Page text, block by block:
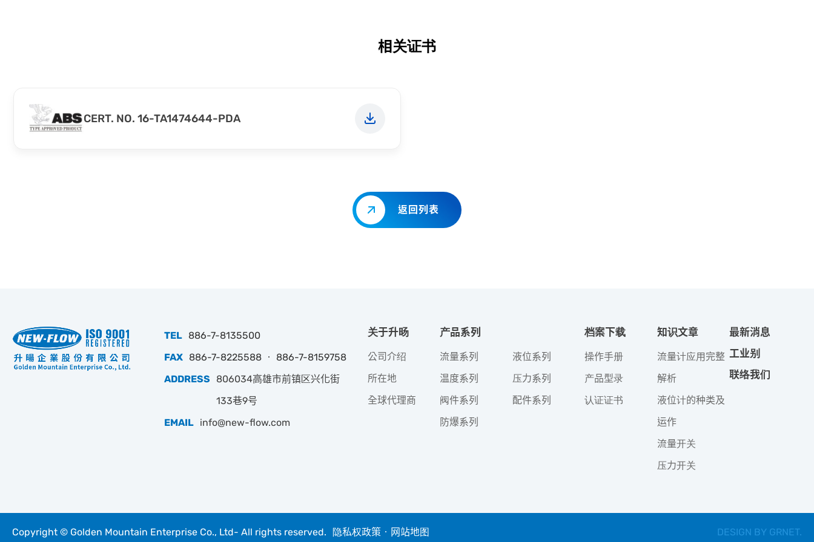
相关证书
CERT. NO. 16-TA1474644-PDA
返回列表
TEL 886-7-8135500
FAX 886-7-8225588 ‧ 886-7-8159758
ADDRESS
806034高雄市前镇区兴化街
133巷9号
EMAIL info@new-flow.com
关于升旸
公司介绍
所在地
全球代理商
产品系列
流量系列
液位系列
温度系列
压力系列
阀件系列
配件系列
防爆系列
档案下载
操作手册
产品型录
认证证书
知识文章
流量计应用完整
解析
液位计的种类及
运作
流量开关
压力开关
最新消息
工业别
联络我们
Copyright © Golden Mountain Enterprise Co., Ltd- All rights reserved. 隐私权政策 ‧ 网站地图 DESIGN BY GRNET.